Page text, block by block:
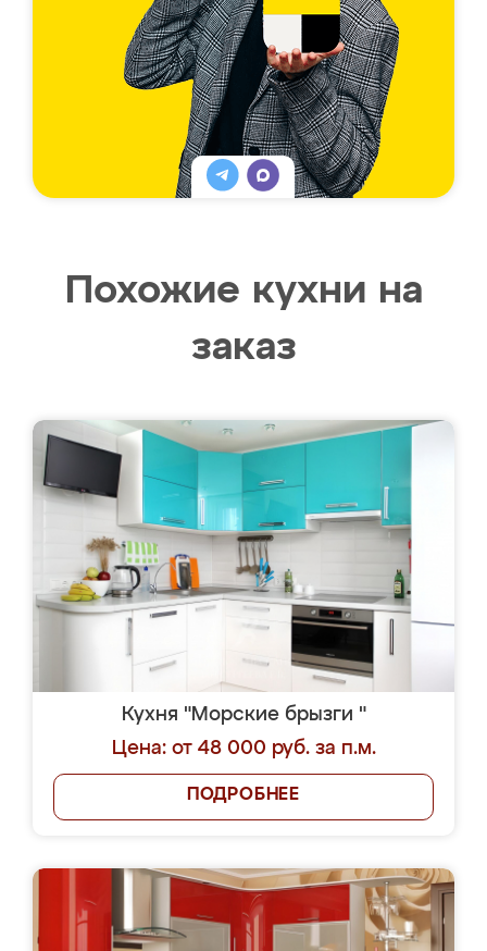
Похожие кухни на
заказ
Кухня "Морские брызги "
Цена: от 48 000 руб. за п.м.
ПОДРОБНЕЕ